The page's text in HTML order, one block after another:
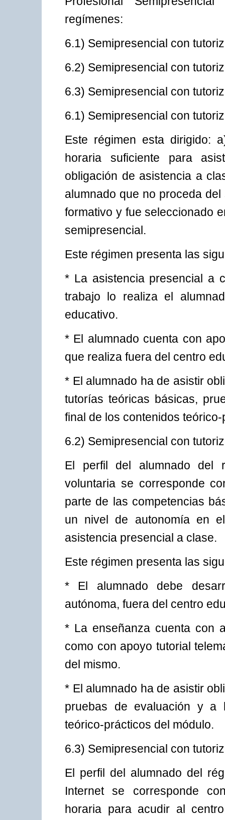
regímenes:
6.1) Semipresencial con
6.2) Semipresencial con
6.3) Semipresencial con
6.1) Semipresencial con
Este régimen esta dirigido:
horaria suficiente para
obligación de asistencia a
alumnado que no proceda
formativo y fue seleccionado
semipresencial.
Este régimen presenta las
* La asistencia presencial a
trabajo lo realiza el
educativo.
* El alumnado cuenta con
que realiza fuera del centro
* El alumnado ha de asistir
tutorías teóricas básicas,
final de los contenidos
6.2) Semipresencial con
El perfil del alumnado del
voluntaria se corresponde
parte de las competencias
un nivel de autonomía en
asistencia presencial a clase.
Este régimen presenta las
* El alumnado debe
autónoma, fuera del centro
* La enseñanza cuenta con
como con apoyo tutorial
del mismo.
* El alumnado ha de asistir
pruebas de evaluación y a
teórico-prácticos del módulo.
6.3) Semipresencial con
El perfil del alumnado del
Internet se corresponde
horaria para acudir al